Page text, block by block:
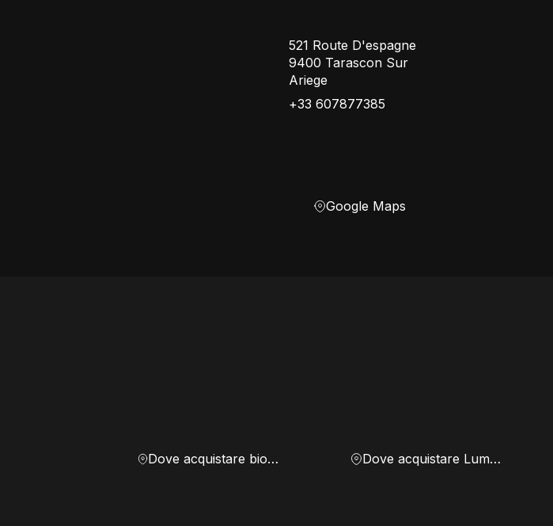
521 Route D'espagne
9400 Tarascon Sur
Ariege
+33 607877385
Google Maps
Dove acquistare biomassa Dove acquistare Lumen